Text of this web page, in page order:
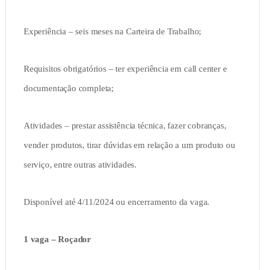
Experiência – seis meses na Carteira de Trabalho;
Requisitos obrigatórios – ter experiência em call center e
documentação completa;
Atividades – prestar assistência técnica, fazer cobranças,
vender produtos, tirar dúvidas em relação a um produto ou
serviço, entre outras atividades.
Disponível até 4/11/2024 ou encerramento da vaga.
1 vaga – Roçador